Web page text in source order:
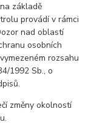
základě
provádí v rámci
nad oblastí
osobních
rozsahu
1992 Sb., o
změny okolností